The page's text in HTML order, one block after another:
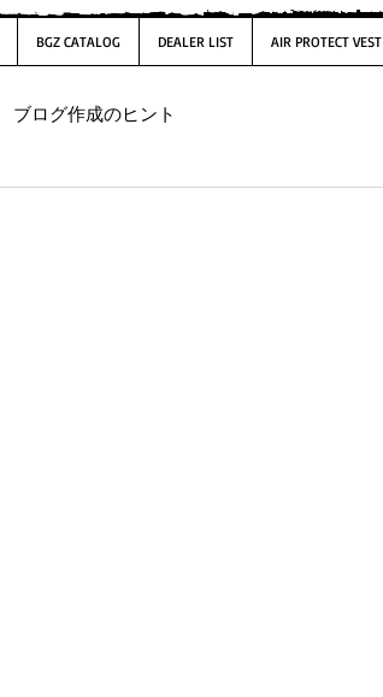
BGZ CATALOG DEALER LIST AIR PROTECT VEST
ブログ作成のヒント